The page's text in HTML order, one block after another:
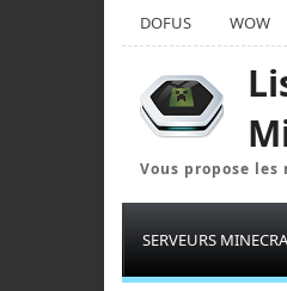
DOFUS WOW
Vous propose
SERVEURS